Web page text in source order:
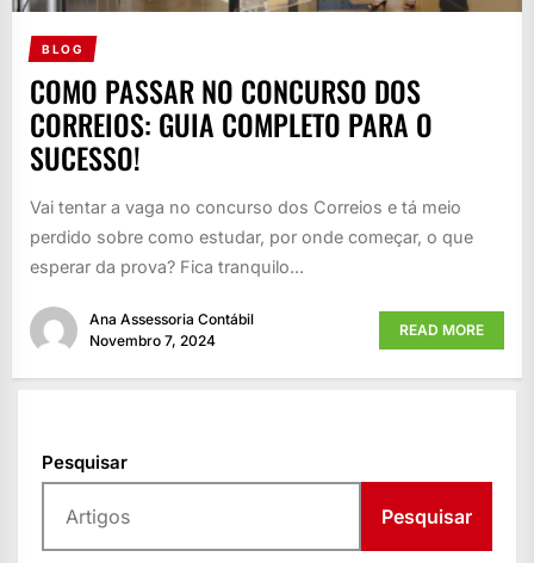
BLOG
COMO PASSAR NO CONCURSO DOS
CORREIOS: GUIA COMPLETO PARA O
SUCESSO!
Vai tentar a vaga no concurso dos Correios e tá meio
perdido sobre como estudar, por onde começar, o que
esperar da prova? Fica tranquilo...
Ana Assessoria Contábil
Novembro 7, 2024
READ MORE
Pesquisar
Pesquisar